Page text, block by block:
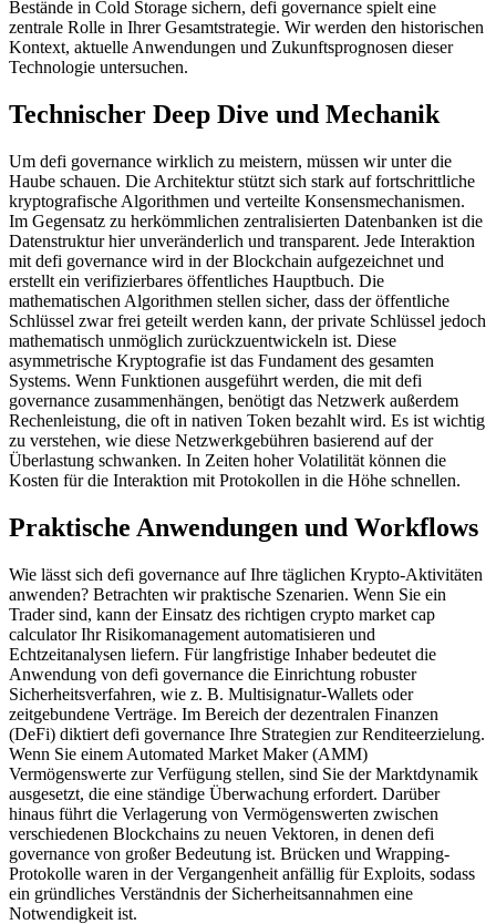
Bestände in Cold Storage sichern, defi governance spielt eine
zentrale Rolle in Ihrer Gesamtstrategie. Wir werden den historischen
Kontext, aktuelle Anwendungen und Zukunftsprognosen dieser
Technologie untersuchen.
Technischer Deep Dive und Mechanik
Um defi governance wirklich zu meistern, müssen wir unter die
Haube schauen. Die Architektur stützt sich stark auf fortschrittliche
kryptografische Algorithmen und verteilte Konsensmechanismen.
Im Gegensatz zu herkömmlichen zentralisierten Datenbanken ist die
Datenstruktur hier unveränderlich und transparent. Jede Interaktion
mit defi governance wird in der Blockchain aufgezeichnet und
erstellt ein verifizierbares öffentliches Hauptbuch. Die
mathematischen Algorithmen stellen sicher, dass der öffentliche
Schlüssel zwar frei geteilt werden kann, der private Schlüssel jedoch
mathematisch unmöglich zurückzuentwickeln ist. Diese
asymmetrische Kryptografie ist das Fundament des gesamten
Systems. Wenn Funktionen ausgeführt werden, die mit defi
governance zusammenhängen, benötigt das Netzwerk außerdem
Rechenleistung, die oft in nativen Token bezahlt wird. Es ist wichtig
zu verstehen, wie diese Netzwerkgebühren basierend auf der
Überlastung schwanken. In Zeiten hoher Volatilität können die
Kosten für die Interaktion mit Protokollen in die Höhe schnellen.
Praktische Anwendungen und Workflows
Wie lässt sich defi governance auf Ihre täglichen Krypto-Aktivitäten
anwenden? Betrachten wir praktische Szenarien. Wenn Sie ein
Trader sind, kann der Einsatz des richtigen crypto market cap
calculator Ihr Risikomanagement automatisieren und
Echtzeitanalysen liefern. Für langfristige Inhaber bedeutet die
Anwendung von defi governance die Einrichtung robuster
Sicherheitsverfahren, wie z. B. Multisignatur-Wallets oder
zeitgebundene Verträge. Im Bereich der dezentralen Finanzen
(DeFi) diktiert defi governance Ihre Strategien zur Renditeerzielung.
Wenn Sie einem Automated Market Maker (AMM)
Vermögenswerte zur Verfügung stellen, sind Sie der Marktdynamik
ausgesetzt, die eine ständige Überwachung erfordert. Darüber
hinaus führt die Verlagerung von Vermögenswerten zwischen
verschiedenen Blockchains zu neuen Vektoren, in denen defi
governance von großer Bedeutung ist. Brücken und Wrapping-
Protokolle waren in der Vergangenheit anfällig für Exploits, sodass
ein gründliches Verständnis der Sicherheitsannahmen eine
Notwendigkeit ist.